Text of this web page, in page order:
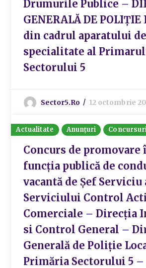
Drumurile Publice –
GENERALĂ DE POLIȚIE
din cadrul aparatului de
specialitate al
Sectorului 5
Sector5.ro 12 octombrie
Actualitate Anunțuri
Concurs de promovare
funcția publică de
vacantă de Șef Serviciu
Serviciului Control
Comerciale – Direcția
si Control General –
Generală de Poliție
Primăria Sectorului 5 –